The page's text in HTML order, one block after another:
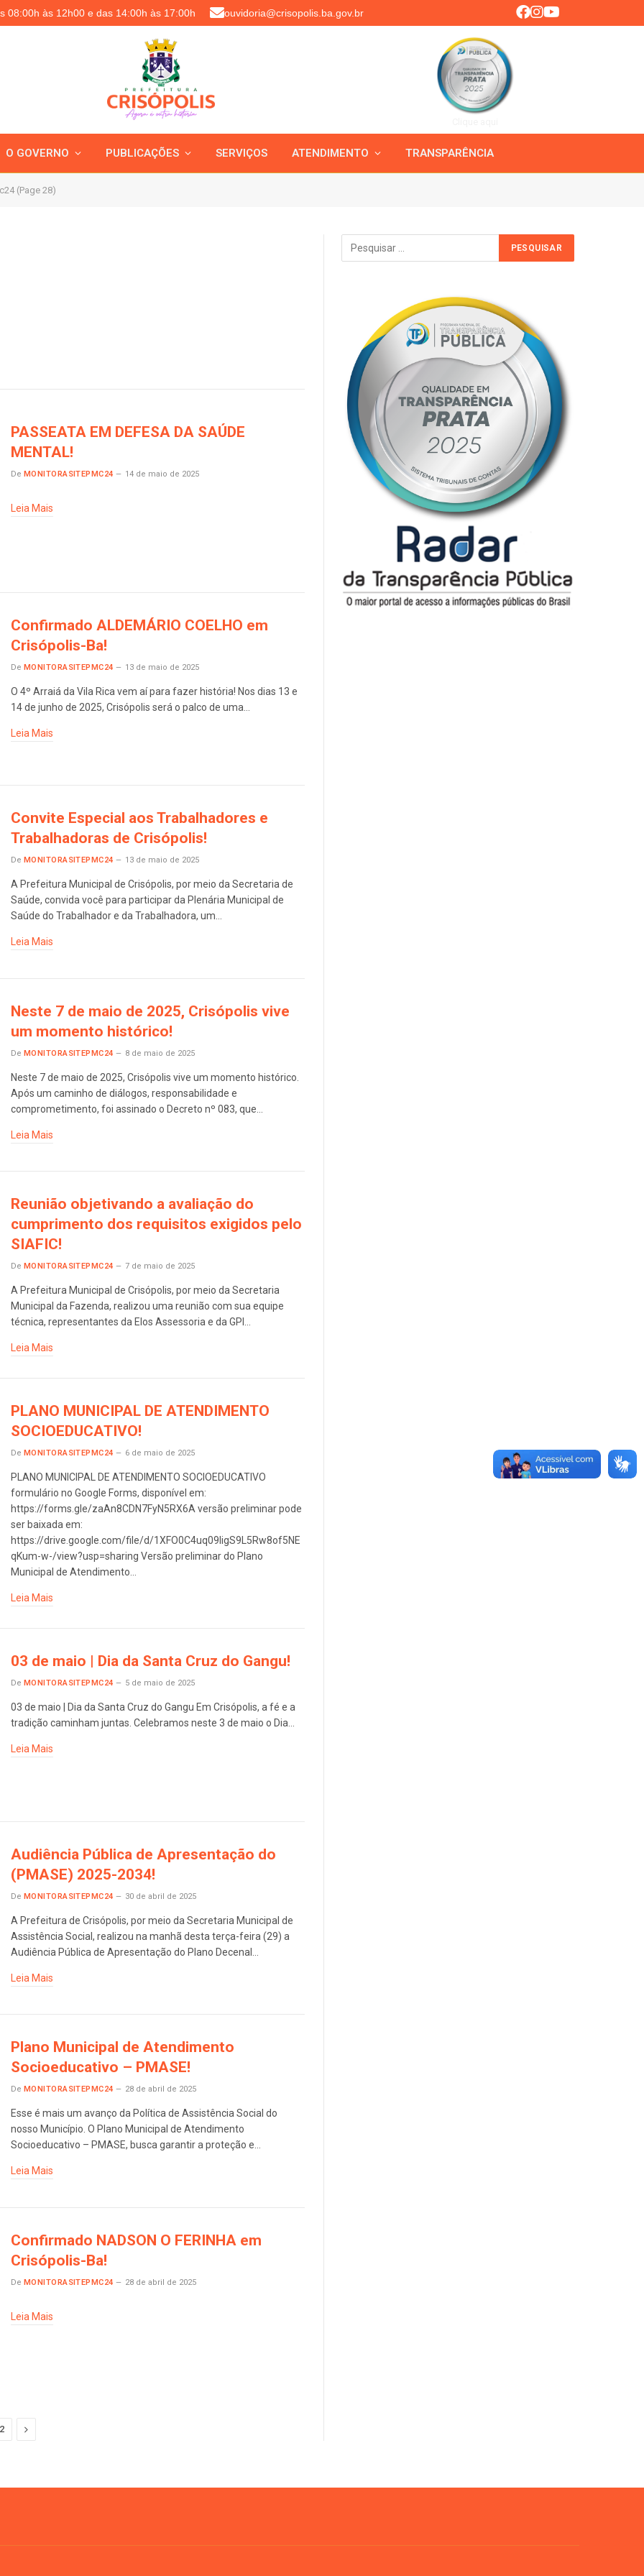
08:00h às 12h00 e das 14:00h às 17:00h ouvidoria@crisopolis.ba.gov.br
O GOVERNO PUBLICAÇÕES SERVIÇOS ATENDIMENTO TRANSPARÊNCIA
(Page 28)
PASSEATA EM DEFESA DA SAÚDE
MENTAL!
De MONITORASITEPMC24 14 de maio de 2025
Leia Mais
Confirmado ALDEMÁRIO COELHO em
Crisópolis-Ba!
De MONITORASITEPMC24 13 de maio de 2025
O 4º Arraiá da Vila Rica vem aí para fazer história! Nos dias 13 e
14 de junho de 2025, Crisópolis será o palco de uma…
Leia Mais
Convite Especial aos Trabalhadores e
Trabalhadoras de Crisópolis!
De MONITORASITEPMC24 13 de maio de 2025
A Prefeitura Municipal de Crisópolis, por meio da Secretaria de
Saúde, convida você para participar da Plenária Municipal de
Saúde do Trabalhador e da Trabalhadora, um…
Leia Mais
Neste 7 de maio de 2025, Crisópolis vive
um momento histórico!
De MONITORASITEPMC24 8 de maio de 2025
Neste 7 de maio de 2025, Crisópolis vive um momento histórico.
Após um caminho de diálogos, responsabilidade e
comprometimento, foi assinado o Decreto nº 083, que…
Leia Mais
Reunião objetivando a avaliação do
cumprimento dos requisitos exigidos pelo
SIAFIC!
De MONITORASITEPMC24 7 de maio de 2025
A Prefeitura Municipal de Crisópolis, por meio da Secretaria
Municipal da Fazenda, realizou uma reunião com sua equipe
técnica, representantes da Elos Assessoria e da GPI…
Leia Mais
PLANO MUNICIPAL DE ATENDIMENTO
SOCIOEDUCATIVO!
De MONITORASITEPMC24 6 de maio de 2025
PLANO MUNICIPAL DE ATENDIMENTO SOCIOEDUCATIVO
formulário no Google Forms, disponível em:
https://forms.gle/zaAn8CDN7FyN5RX6A versão preliminar pode
ser baixada em:
https://drive.google.com/file/d/1XFO0C4uq09ligS9L5Rw8of5NE
qKum-w-/view?usp=sharing Versão preliminar do Plano
Municipal de Atendimento…
Leia Mais
03 de maio | Dia da Santa Cruz do Gangu!
De MONITORASITEPMC24 5 de maio de 2025
03 de maio | Dia da Santa Cruz do Gangu Em Crisópolis, a fé e a
tradição caminham juntas. Celebramos neste 3 de maio o Dia…
Leia Mais
Audiência Pública de Apresentação do
(PMASE) 2025-2034!
De MONITORASITEPMC24 30 de abril de 2025
A Prefeitura de Crisópolis, por meio da Secretaria Municipal de
Assistência Social, realizou na manhã desta terça-feira (29) a
Audiência Pública de Apresentação do Plano Decenal…
Leia Mais
Plano Municipal de Atendimento
Socioeducativo – PMASE!
De MONITORASITEPMC24 28 de abril de 2025
Esse é mais um avanço da Política de Assistência Social do
nosso Município. O Plano Municipal de Atendimento
Socioeducativo – PMASE, busca garantir a proteção e…
Leia Mais
Confirmado NADSON O FERINHA em
Crisópolis-Ba!
De MONITORASITEPMC24 28 de abril de 2025
Leia Mais
Next